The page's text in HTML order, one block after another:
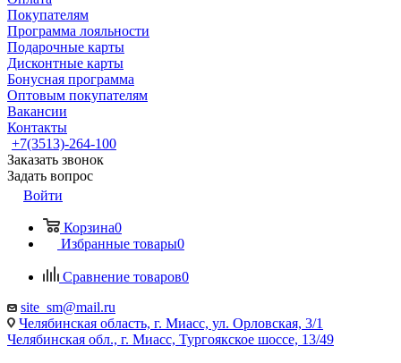
Покупателям
Программа лояльности
Подарочные карты
Дисконтные карты
Бонусная программа
Оптовым покупателям
Вакансии
Контакты
+7(3513)-264-100
Заказать звонок
Задать вопрос
Войти
Корзина0
Избранные товары0
Сравнение товаров0
site_sm@mail.ru
Челябинская область, г. Миасс, ул. Орловская, 3/1
Челябинская обл., г. Миасс, Тургоякское шоссе, 13/49